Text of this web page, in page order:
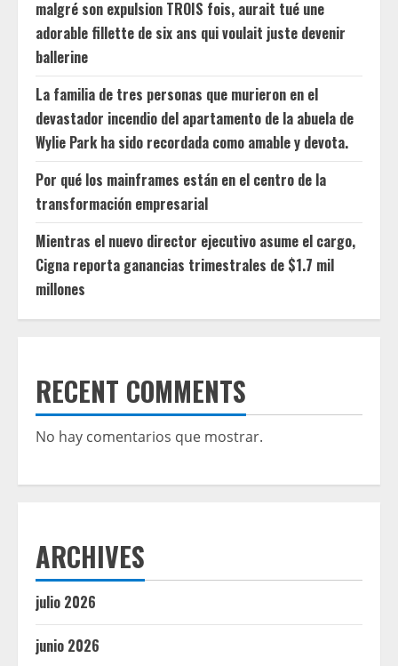
malgré son expulsion TROIS fois, aurait tué une
adorable fillette de six ans qui voulait juste devenir
ballerine
La familia de tres personas que murieron en el
devastador incendio del apartamento de la abuela de
Wylie Park ha sido recordada como amable y devota.
Por qué los mainframes están en el centro de la
transformación empresarial
Mientras el nuevo director ejecutivo asume el cargo,
Cigna reporta ganancias trimestrales de $1.7 mil
millones
RECENT COMMENTS
No hay comentarios que mostrar.
ARCHIVES
julio 2026
junio 2026